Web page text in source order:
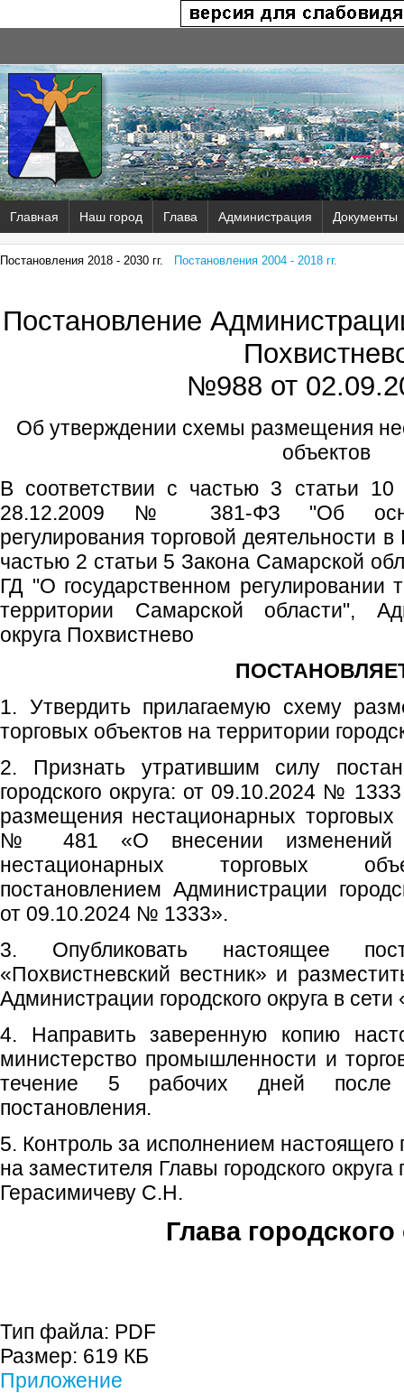
Главная Наш город Глава Администрация Документы
Постановления 2018 - 2030 гг. Постановления 2004 - 2018 гг.
Постановление
№988 от
Об утверждении схемы размещения
объектов
В соответствии с частью 3 статьи 10
28.12.2009 № 381-ФЗ "Об
регулирования торговой деятельности
частью 2 статьи 5 Закона Самарской
ГД "О государственном регулировании
территории Самарской области",
округа Похвистнево
1. Утвердить прилагаемую схему
торговых объектов на территории
2. Признать утратившим силу
городского округа: от 09.10.2024 №
размещения нестационарных торговых
№ 481 «О внесении изменений
нестационарных торговых
постановлением Администрации
от 09.10.2024 № 1333».
3. Опубликовать настоящее
«Похвистневский вестник» и
Администрации городского округа в
4. Направить заверенную копию
министерство промышленности и
течение 5 рабочих дней после
постановления.
5. Контроль за исполнением настоящего
на заместителя Главы городского
Герасимичеву С.Н.
Глава городского
Тип файла: PDF
Размер: 619 КБ
Приложение